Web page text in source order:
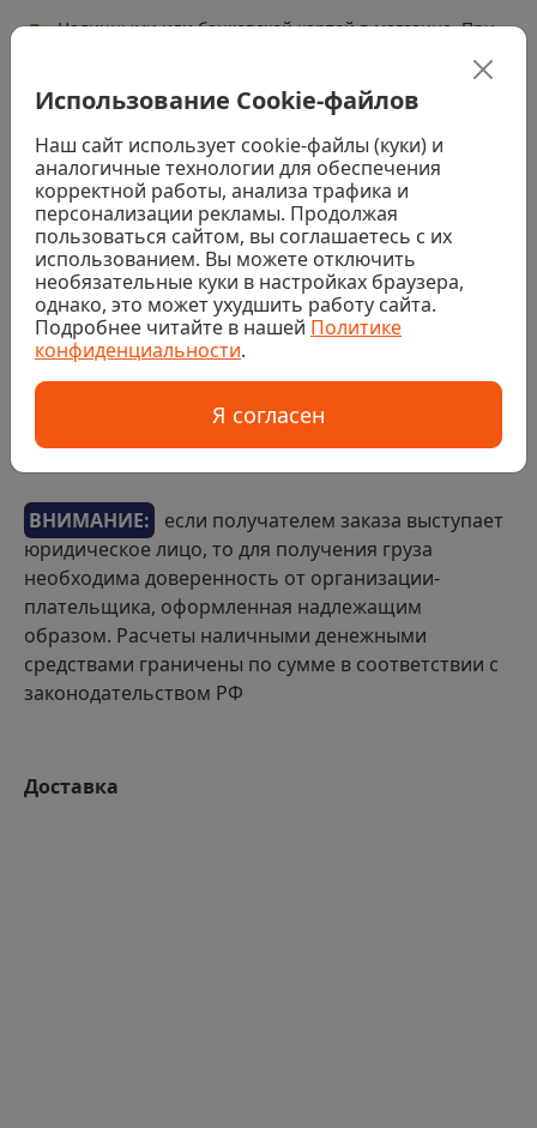
Наличными или банковской картой в магазине. При
товарами, требующими услуг колеровки, распила или
Безналичный расчет
Если покупка в интернет-магазине совершается
организацией или иным юридическим лицом, то
оплата производится по счету, который
выставляет менеджер интернет-магазина. Срок
оплаты счета – до 3 дней. Срок забора товара со
склада – до 5 дней. При необходимости возможно
продление ериода оплаты счета - для этого нужно
связаться со своим менеджером.
ВНИМАНИЕ:
если получателем заказа выступает
юридическое лицо, то для получения груза
необходима доверенность от организации-
плательщика, оформленная надлежащим
образом. Расчеты наличными денежными
средствами граничены по сумме в соответствии с
законодательством РФ
Доставка
Использование Cookie-файлов
Наш сайт использует cookie-файлы (куки) и
аналогичные технологии для обеспечения
корректной работы, анализа трафика и
персонализации рекламы. Продолжая
пользоваться сайтом, вы соглашаетесь с их
использованием. Вы можете отключить
необязательные куки в настройках браузера,
однако, это может ухудшить работу сайта.
Подробнее читайте в нашей Политике
конфиденциальности.
Я согласен